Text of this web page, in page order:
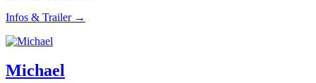
Infos & Trailer →
Michael